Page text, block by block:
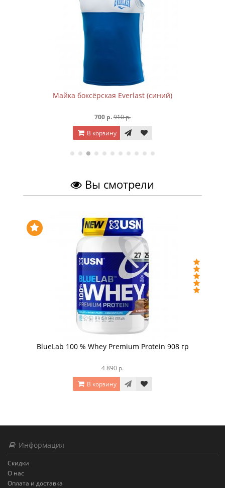
Майка боксёрская Everlast (синий)
700 р.910 р.
В корзину
Вы смотрели
BlueLab 100 % Whey Premium Protein 908 гр
4 890 р.
В корзину
Информация
Скидки
О нас
Оплата и доставка